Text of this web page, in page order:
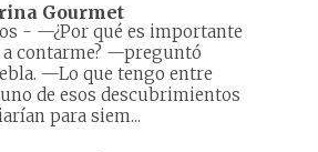
Gourmet
- —¿Por qué es importante
a contarme? —preguntó
—Lo que tengo entre
de esos descubrimientos
para siem...